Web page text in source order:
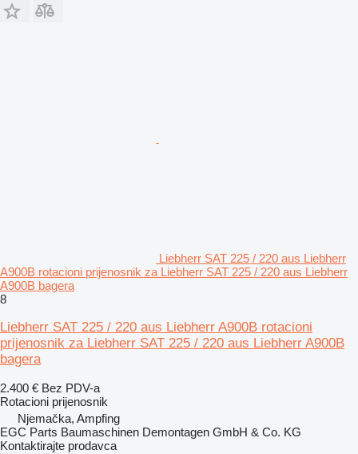
Liebherr SAT 225 / 220 aus Liebherr
A900B rotacioni prijenosnik za Liebherr SAT 225 / 220 aus Liebherr
A900B bagera
8
Liebherr SAT 225 / 220 aus Liebherr A900B rotacioni
prijenosnik za Liebherr SAT 225 / 220 aus Liebherr A900B
bagera
2.400 € Bez PDV-a
Rotacioni prijenosnik
Njemačka, Ampfing
EGC Parts Baumaschinen Demontagen GmbH & Co. KG
Kontaktirajte prodavca